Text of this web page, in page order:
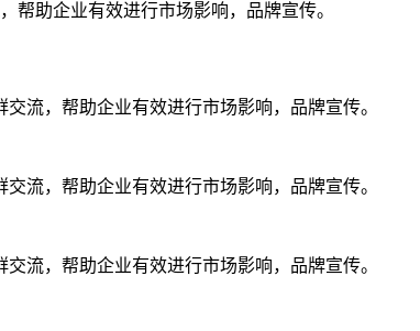
帮助企业有效进行市场影响，品牌宣传。
流，帮助企业有效进行市场影响，品牌宣传。
流，帮助企业有效进行市场影响，品牌宣传。
流，帮助企业有效进行市场影响，品牌宣传。